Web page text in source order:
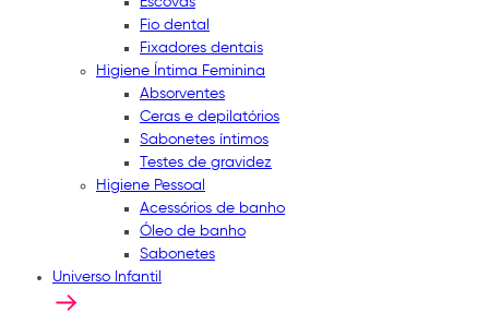
Fio dental
Fixadores dentais
Higiene Íntima Feminina
Absorventes
Ceras e depilatórios
Sabonetes íntimos
Testes de gravidez
Higiene Pessoal
Acessórios de banho
Óleo de banho
Sabonetes
Universo Infantil